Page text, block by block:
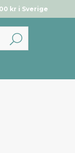
kr i Sverige